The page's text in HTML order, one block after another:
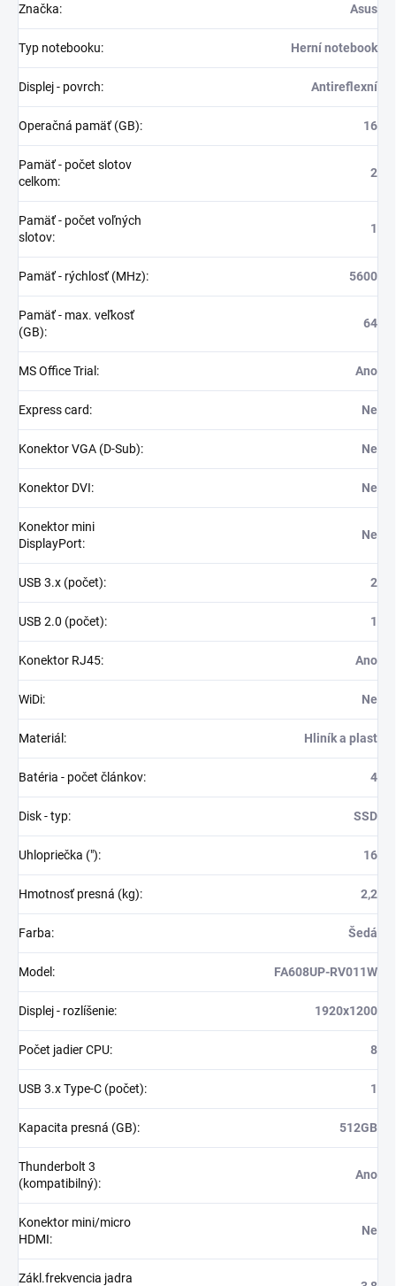
Značka: Asus
Typ notebooku: Herní notebook
Displej - povrch: Antireflexní
Operačná pamäť (GB): 16
Pamäť - počet slotov
celkom:
2
Pamäť - počet voľných
slotov:
1
Pamäť - rýchlosť (MHz): 5600
Pamäť - max. veľkosť
(GB):
64
MS Office Trial : Ano
Express card: Ne
Konektor VGA (D-Sub): Ne
Konektor DVI: Ne
Konektor mini
DisplayPort:
Ne
USB 3.x (počet): 2
USB 2.0 (počet): 1
Konektor RJ45: Ano
WiDi: Ne
Materiál : Hliník a plast
Batéria - počet článkov: 4
Disk - typ: SSD
Uhlopriečka ("): 16
Hmotnosť presná (kg): 2,2
Farba: Šedá
Model : FA608UP-RV011W
Displej - rozlíšenie: 1920x1200
Počet jadier CPU: 8
USB 3.x Type-C (počet): 1
Kapacita presná (GB): 512GB
Thunderbolt 3
(kompatibilný):
Ano
Konektor mini/micro
HDMI:
Ne
Zákl.frekvencia jadra